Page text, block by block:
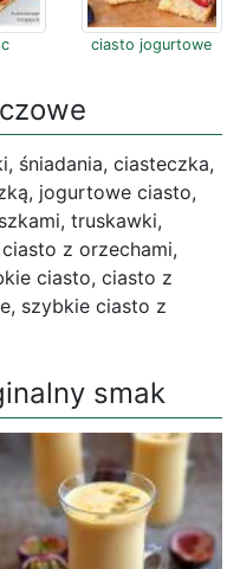
ciasto jogurtowe
śniadania, ciasteczka,
jogurtowe ciasto,
truskawki,
z orzechami,
ciasto, ciasto z
szybkie ciasto z
smak